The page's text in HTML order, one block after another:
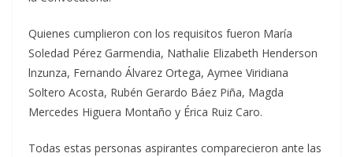
Quienes cumplieron con los requisitos fueron María
Soledad Pérez Garmendia, Nathalie Elizabeth Henderson
lnzunza, Fernando Álvarez Ortega, Aymee Viridiana
Soltero Acosta, Rubén Gerardo Báez Piña, Magda
Mercedes Higuera Montaño y Érica Ruiz Caro.
Todas estas personas aspirantes comparecieron ante las